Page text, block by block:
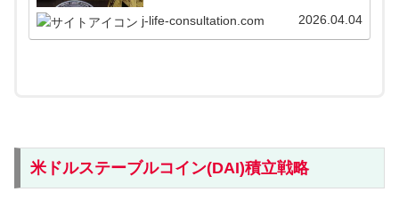
で買い増しする方法や積立資金の確保方法など投資
をこれから始める人に最適な記事になっています。
j-life-consultation.com 2026.04.04
米ドルステーブルコイン(DAI)積立戦略